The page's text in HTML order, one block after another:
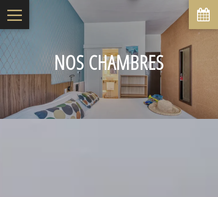
NOS CHAMBRES